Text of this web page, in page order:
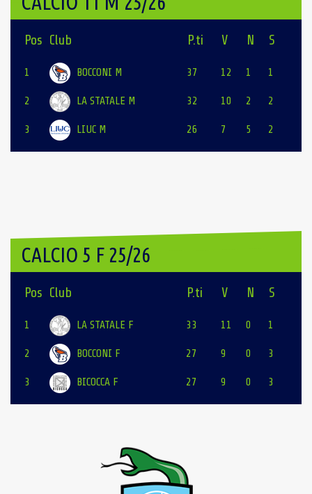
Pos Club P.ti V N S
1 BOCCONI M 37 12 1 1
2 LA STATALE M 32 10 2 2
3 LIUC M 26 7 5 2
CALCIO 5 F 25/26
Pos Club P.ti V N S
1 LA STATALE F 33 11 0 1
2 BOCCONI F 27 9 0 3
3 BICOCCA F 27 9 0 3